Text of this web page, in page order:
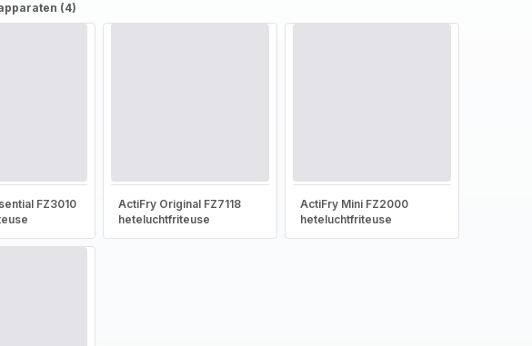
(4)
FZ3010
ActiFry Original FZ7118
heteluchtfriteuse
ActiFry Mini FZ2000
heteluchtfriteuse